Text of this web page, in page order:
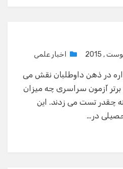
اخبار علمی
در ذهن داوطلبان نقش می
برتر آزمون سراسری چه میزان
چقدر تست می زدند. این
در…